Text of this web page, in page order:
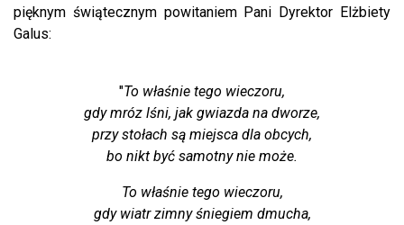
pięknym świątecznym powitaniem Pani Dyrektor Elżbiety
Galus:
"To właśnie tego wieczoru,
gdy mróz lśni, jak gwiazda na dworze,
przy stołach są miejsca dla obcych,
bo nikt być samotny nie może.
To właśnie tego wieczoru,
gdy wiatr zimny śniegiem dmucha,